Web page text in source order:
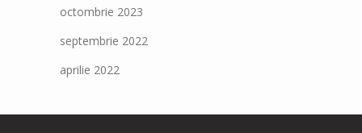
octombrie 2023
septembrie 2022
aprilie 2022